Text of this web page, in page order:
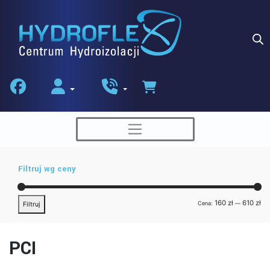
content
Filtruj wg ceny
Filtruj Cena: 160 zł — 610 zł
PCI